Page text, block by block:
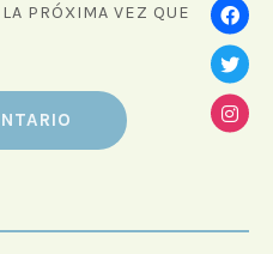
PRÓXIMA VEZ QUE